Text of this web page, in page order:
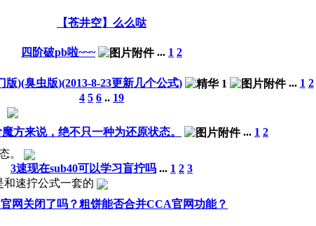
【苍井空】么么哒
四阶破pb啦~~~
... 1 2
版)(臭虫版)(2013-8-23更新几个公式)
... 1 2
4 5 6 .. 19
方来说，绝不只一种为还原状态。
... 1 2
。
3速现在sub40可以学习盲拧吗 ... 1 2 3
和速拧公式一套的
网关闭了吗？粗饼能否合并CCA官网功能？